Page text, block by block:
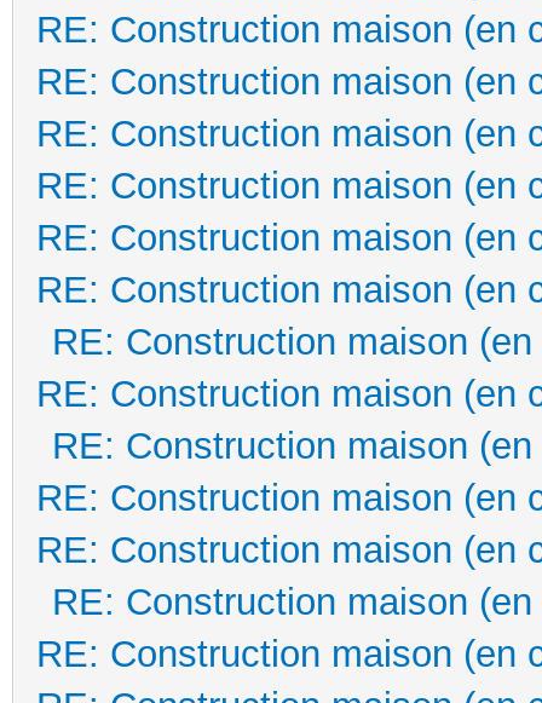
RE: Construction maison (en
RE: Construction maison (en
RE: Construction maison (en
RE: Construction maison (en
RE: Construction maison (en
RE: Construction maison (en
RE: Construction maison
RE: Construction maison (en
RE: Construction maison
RE: Construction maison (en
RE: Construction maison (en
RE: Construction maison
RE: Construction maison (en